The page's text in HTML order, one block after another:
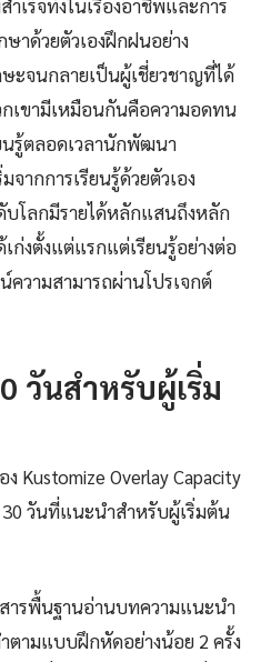
ำเร็จทั้งในเรื่องอาชีพและการ
าด้วยตัวเองฝึกฝนอย่าง
จนกลายเป็นผู้เชี่ยวชาญที่ได้
เขามีเหมือนกันคือความอดทน
นรู้ตลอดเวลานักพัฒนา
ากการเรียนรู้ด้วยตัวเอง
โลกมีรายได้หลักแสนถึงหลัก
ก่งตั้งแต่แรกแต่เรียนรู้อย่างต่อ
ความสามารถผ่านโปรเจกต์
วันสำหรับผู้เริ่ม
Kustomize Overlay Capacity
วันที่แนะนำสำหรับผู้เริ่มต้น
ารพื้นฐานอ่านบทความแนะนำ
ตามแบบฝึกหัดอย่างน้อย 2 ครั้ง